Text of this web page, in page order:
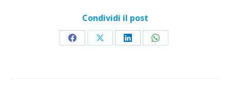
Condividi il post
Share Share Share Share